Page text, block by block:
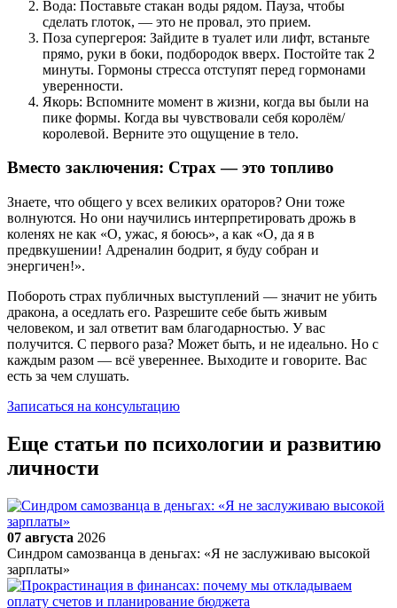
Вода: Поставьте стакан воды рядом. Пауза, чтобы
сделать глоток, — это не провал, это прием.
Поза супергероя: Зайдите в туалет или лифт, встаньте
прямо, руки в боки, подбородок вверх. Постойте так 2
минуты. Гормоны стресса отступят перед гормонами
уверенности.
Якорь: Вспомните момент в жизни, когда вы были на
пике формы. Когда вы чувствовали себя королём/
королевой. Верните это ощущение в тело.
Вместо заключения: Страх — это топливо
Знаете, что общего у всех великих ораторов? Они тоже
волнуются. Но они научились интерпретировать дрожь в
коленях не как «О, ужас, я боюсь», а как «О, да я в
предвкушении! Адреналин бодрит, я буду собран и
энергичен!».
Побороть страх публичных выступлений — значит не убить
дракона, а оседлать его. Разрешите себе быть живым
человеком, и зал ответит вам благодарностью. У вас
получится. С первого раза? Может быть, и не идеально. Но с
каждым разом — всё увереннее. Выходите и говорите. Вас
есть за чем слушать.
Записаться на консультацию
Еще статьи по психологии и развитию
личности
07 августа 2026
Синдром самозванца в деньгах: «Я не заслуживаю высокой
зарплаты»